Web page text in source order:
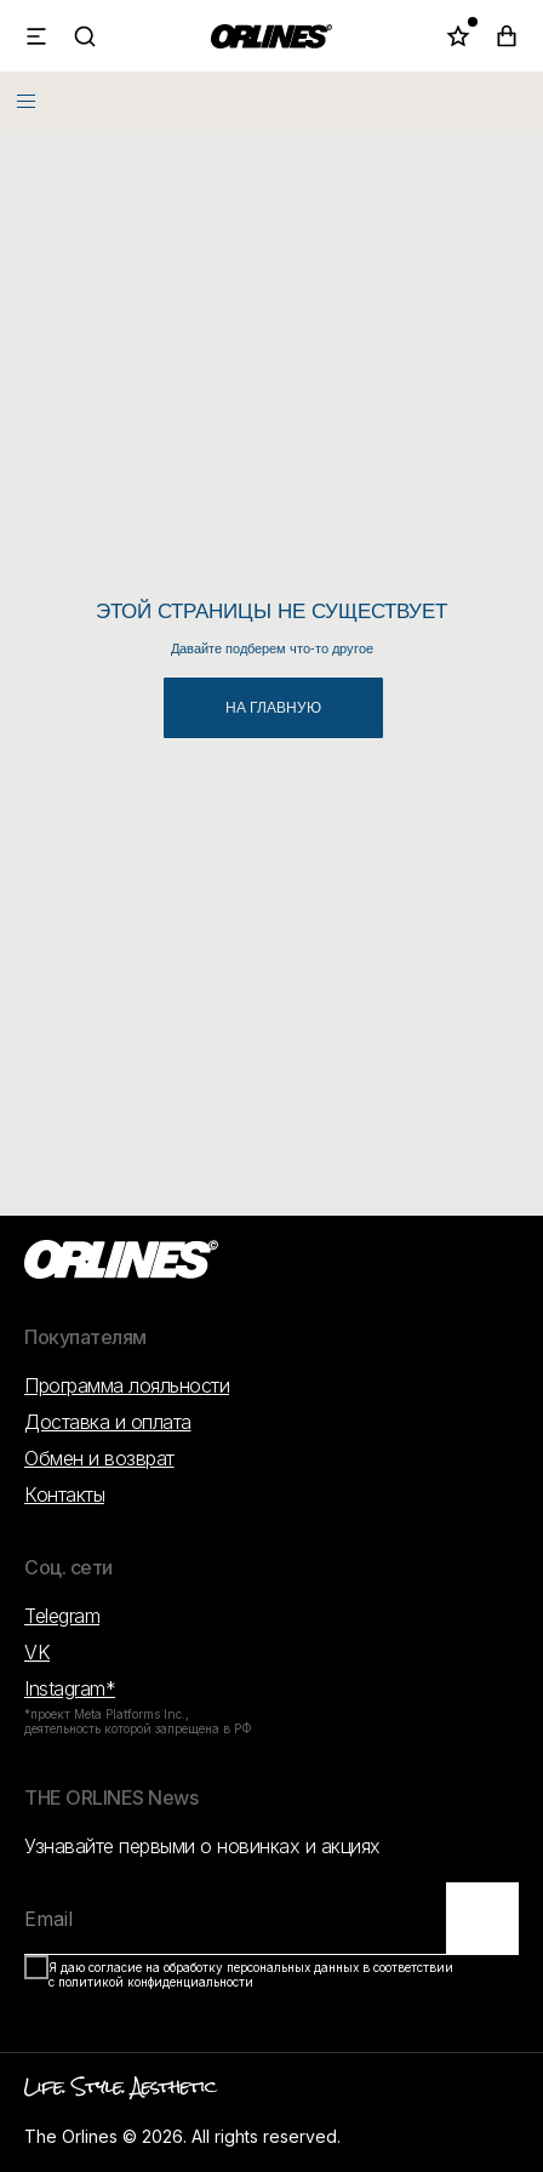
НА ГЛАВНУЮ
ЭТОЙ СТРАНИЦЫ НЕ СУЩЕСТВУЕТ
Давайте подберем что-то другое
Покупателям
Программа лояльности
Доставка и оплата
Обмен и возврат
Контакты
Соц. сети
Telegram
VK
Instagram*
*проект Meta Platforms Inc.,
деятельность которой запрещена в РФ
THE ORLINES News
Узнавайте первыми о новинках и акциях
Email
Я даю согласие на обработку персональных данных в соответствии
с политикой конфиденциальности
The Orlines © 2026. All rights reserved.